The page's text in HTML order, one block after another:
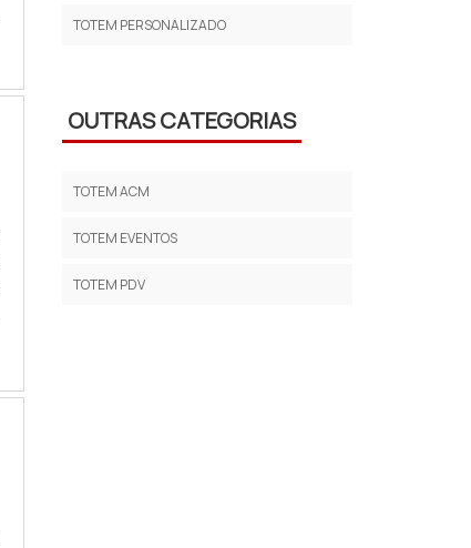
TOTEM PERSONALIZADO
OUTRAS CATEGORIAS
TOTEM ACM
TOTEM EVENTOS
TOTEM PDV